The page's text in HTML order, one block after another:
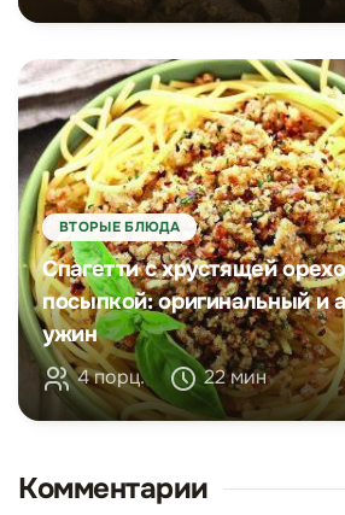
ВТОРЫЕ БЛЮДА
Спагетти с хрустящей
посыпкой: оригинальный и
ужин
4 порц. 22 мин
Комментарии